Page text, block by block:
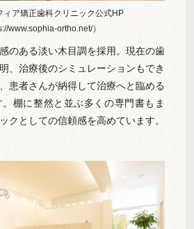
ィア矯正歯科クリニック公式HP
www.sophia-ortho.net/）
のある淡い木目調を採用。現在の歯
、治療後のシミュレーションもでき
患者さんが納得して治療へと臨める
棚に整然と並ぶ多くの専門書もま
クとしての信頼感を高めています。